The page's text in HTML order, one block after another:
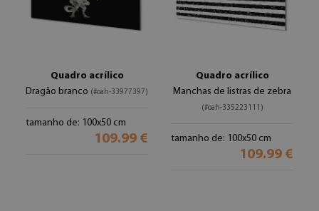
Quadro acrílico
Dragão branco (#oah-33977397)
tamanho de: 100x50 cm
109.99 €
Quadro acrílico
Manchas de listras de zebra
(#oah-335223111)
tamanho de: 100x50 cm
109.99 €